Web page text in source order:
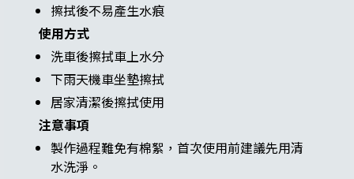
擦拭後不易產生水痕
使用方式
洗車後擦拭車上水分
下雨天機車坐墊擦拭
居家清潔後擦拭使用
注意事項
製作過程難免有棉絮，首次使用前建議先用清
水洗淨。